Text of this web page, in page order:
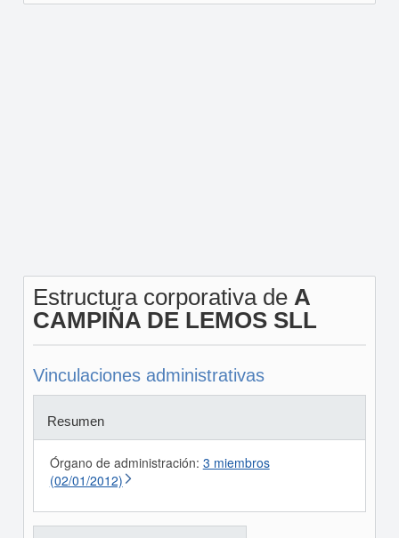
Estructura corporativa de A
CAMPIÑA DE LEMOS SLL
Vinculaciones administrativas
Resumen
Órgano de administración: 3 miembros
(02/01/2012)